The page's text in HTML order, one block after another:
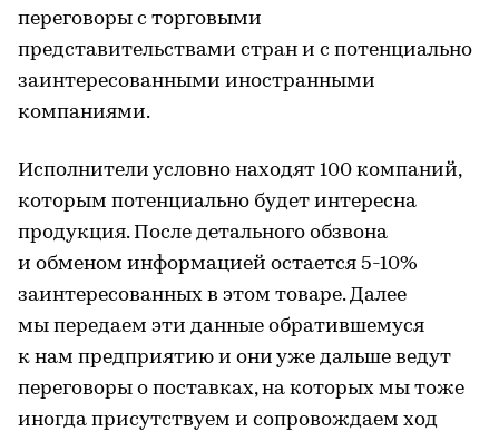
переговоры с торговыми
представительствами стран и с потенциально
заинтересованными иностранными
компаниями.
Исполнители условно находят 100 компаний,
которым потенциально будет интересна
продукция. После детального обзвона
и обменом информацией остается 5-10%
заинтересованных в этом товаре. Далее
мы передаем эти данные обратившемуся
к нам предприятию и они уже дальше ведут
переговоры о поставках, на которых мы тоже
иногда присутствуем и сопровождаем ход